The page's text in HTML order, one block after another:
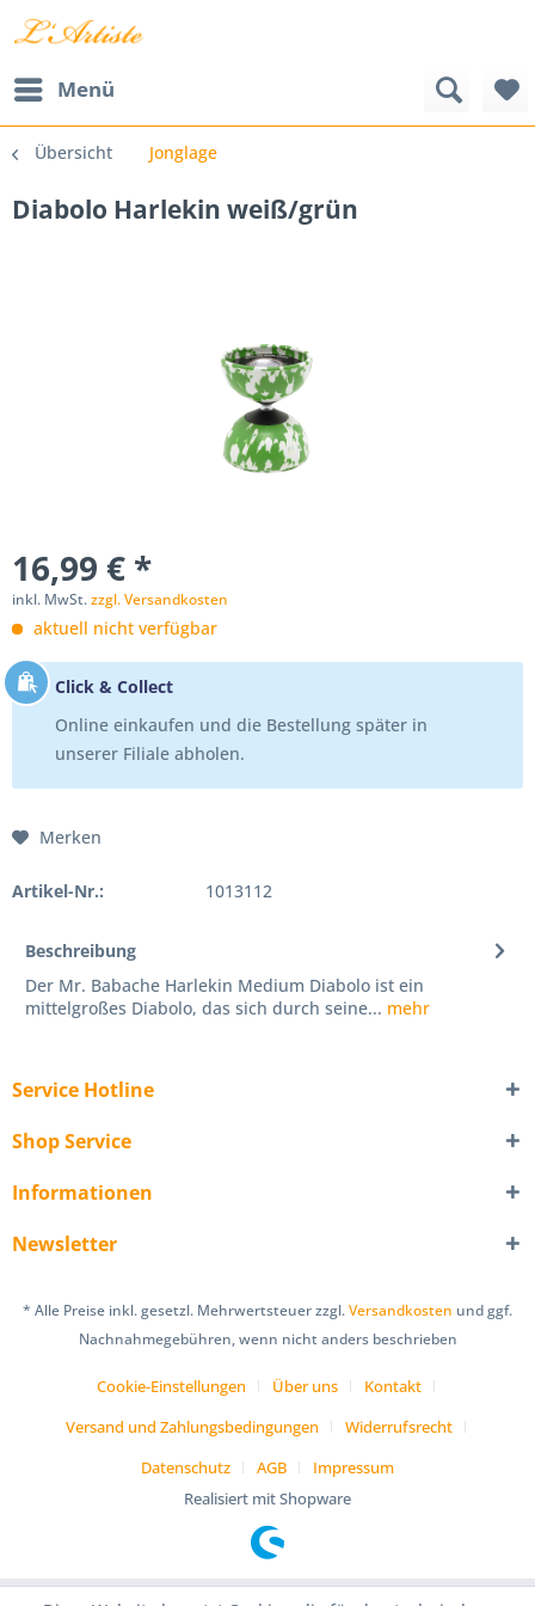
Menü
Übersicht Jonglage
Diabolo Harlekin weiß/grün
16,99 € *
inkl. MwSt.zzgl. Versandkosten
aktuell nicht verfügbar
Click & Collect
Online einkaufen und die Bestellung später in
unserer Filiale abholen.
Merken
Artikel-Nr.: 1013112
Beschreibung
Der Mr. Babache Harlekin Medium Diabolo ist ein
mittelgroßes Diabolo, das sich durch seine... mehr
Service Hotline
Shop Service
Informationen
Newsletter
* Alle Preise inkl. gesetzl. Mehrwertsteuer zzgl.Versandkosten und ggf.
Nachnahmegebühren, wenn nicht anders beschrieben
Cookie-Einstellungen Über uns
Kontakt
Versand und Zahlungsbedingungen
Widerrufsrecht
Datenschutz
AGB
Impressum
Realisiert mit Shopware